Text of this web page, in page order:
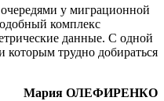
у миграционной
комплекс
данные. С одной
которым трудно добираться
Мария ОЛЕФИРЕНКО